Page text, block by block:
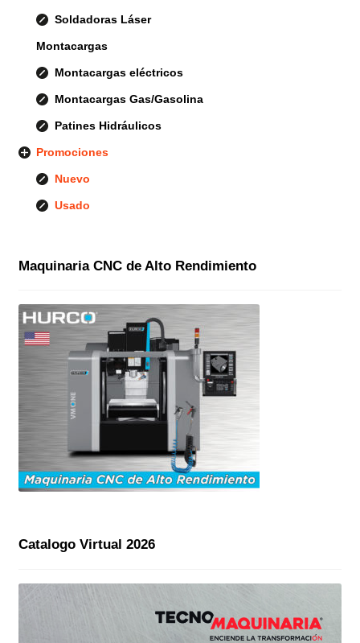
Soldadoras Láser
Montacargas
Montacargas eléctricos
Montacargas Gas/Gasolina
Patines Hidráulicos
Promociones
Nuevo
Usado
Maquinaria CNC de Alto Rendimiento
Catalogo Virtual 2026